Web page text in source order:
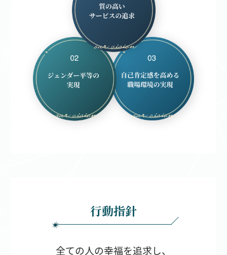
行動指針
全ての人の幸福を追求し、